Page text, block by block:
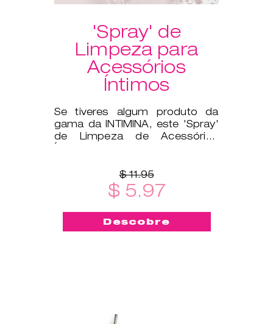
'Spray' de
Limpeza para
Acessórios
Íntimos
Se tiveres algum produto da
gama da INTIMINA, este 'Spray'
de Limpeza de Acessórios
Íntimos é um ótimo
$ 11.95
$ 5.97
Descobre